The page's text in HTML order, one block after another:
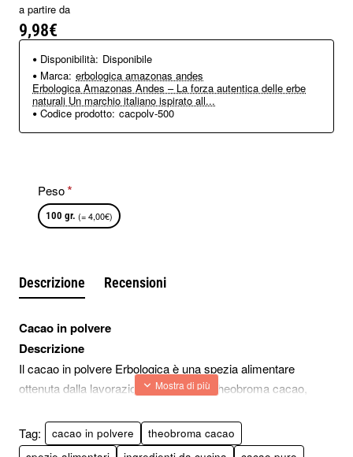
a partire da
9,98€
Disponibilità: Disponibile
Marca: erbologica amazonas andes
Erbologica Amazonas Andes – La forza autentica delle erbe
naturali Un marchio italiano ispirato all...
Codice prodotto: cacpolv-500
Peso
100 gr. (= 4,00€)
Descrizione Recensioni
Cacao in polvere
Descrizione
Il cacao in polvere Erbologica è una spezia alimentare
ottenuta dalla lavorazione dei semi di Theobroma cacao,
Il colore scuro e il gusto deciso lo rendono adatto a ricette sia
dolci sia salate, dove è richiesta una nota intensa e
Tag: cacao in polvere
theobroma cacao